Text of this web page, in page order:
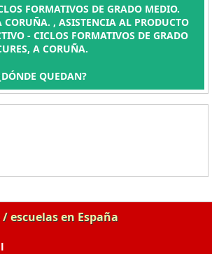
FORMATIVOS DE GRADO MEDIO.
CORUÑA. , ASISTENCIA AL PRODUCTO
- CICLOS FORMATIVOS DE GRADO
A CORUÑA.
QUEDAN?
escuelas en España